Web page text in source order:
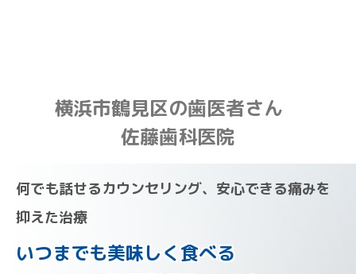
横浜市鶴見区の歯医者さん
佐藤歯科医院
何でも話せるカウンセリング、安心できる痛みを
抑えた治療
いつまでも美味しく食べる